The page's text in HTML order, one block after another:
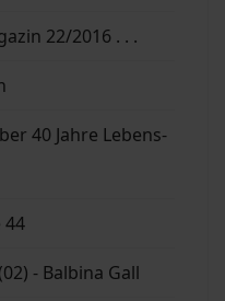
22/2016 . . .
40 Jahre Lebens-
44
- Balbina Gall